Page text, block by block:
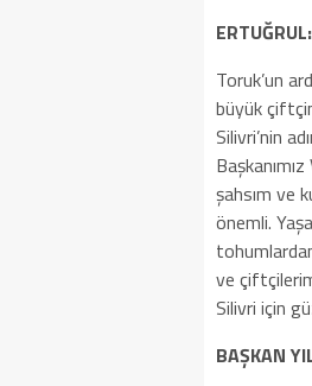
Toruk’un
büyük
Silivri’nin
şahsım ve
önemli.
ve
Silivri için
BAŞKAN